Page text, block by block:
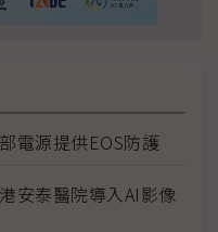
電源提供EOS防護
安泰醫院導入AI影像